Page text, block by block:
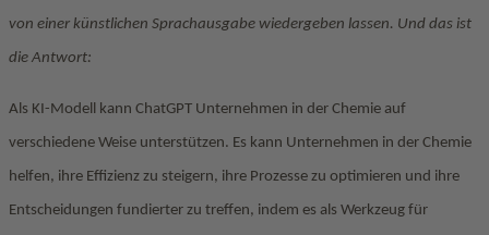
von einer künstlichen Sprachausgabe wiedergeben lassen. Und das ist
die Antwort:
Als KI-Modell kann ChatGPT Unternehmen in der Chemie auf
verschiedene Weise unterstützen. Es kann Unternehmen in der Chemie
helfen, ihre Effizienz zu steigern, ihre Prozesse zu optimieren und ihre
Entscheidungen fundierter zu treffen, indem es als Werkzeug für